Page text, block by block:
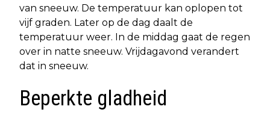
van sneeuw. De temperatuur kan oplopen tot
vijf graden. Later op de dag daalt de
temperatuur weer. In de middag gaat de regen
over in natte sneeuw. Vrijdagavond verandert
dat in sneeuw.
Beperkte gladheid